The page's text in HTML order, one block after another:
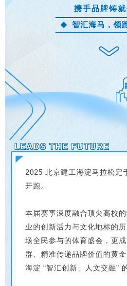
携手品牌铸
智汇海马，领
LEADS THE FUTURE
2025 北京建工海淀马拉松定
开跑。
本届赛事深度融合顶尖高校
业的创新活力与文化地标的
场全民参与的体育盛会，更
群、精准传递品牌价值的黄
海淀 “智汇创新、人文交融”